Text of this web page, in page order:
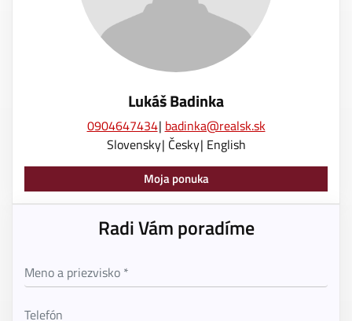
Lukáš Badinka
0904647434 badinka@realsk.sk
Slovensky Česky English
Moja ponuka
Radi Vám poradíme